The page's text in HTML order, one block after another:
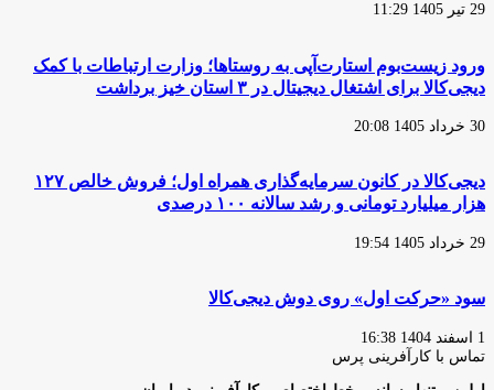
29 تیر 1405 11:29
ورود زیست‌بوم استارت‌آپی به روستاها؛ وزارت ارتباطات با کمک
دیجی‌کالا برای اشتغال دیجیتال در ۳ استان خیز برداشت
30 خرداد 1405 20:08
دیجی‌کالا در کانون سرمایه‌گذاری همراه اول؛ فروش خالص ۱۲۷
هزار میلیارد تومانی و رشد سالانه ۱۰۰ درصدی
29 خرداد 1405 19:54
سود «حرکت اول» روی دوش دیجی‌کالا
1 اسفند 1404 16:38
تماس با کارآفرینی پرس